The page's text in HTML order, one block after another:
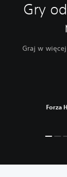
Gry
Graj w
Forza